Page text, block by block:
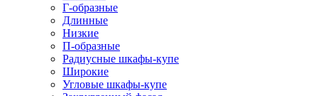
Г-образные
Длинные
Низкие
П-образные
Радиусные шкафы-купе
Широкие
Угловые шкафы-купе